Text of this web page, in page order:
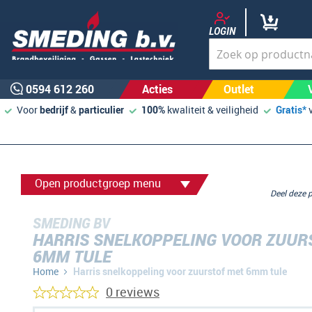
LOGIN
0594 612 260 Acties Outlet
Voorbedrijf&particulier 100% kwaliteit & veiligheid Gratis*
Open productgroep menu
SMEDING BV
HARRIS SNELKOPPELING VOOR
6MM TULE
Home Harris snelkoppeling voor zuurstof met 6mm tule
Deel
0 reviews